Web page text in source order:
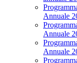
Annuale
Annuale
Annuale